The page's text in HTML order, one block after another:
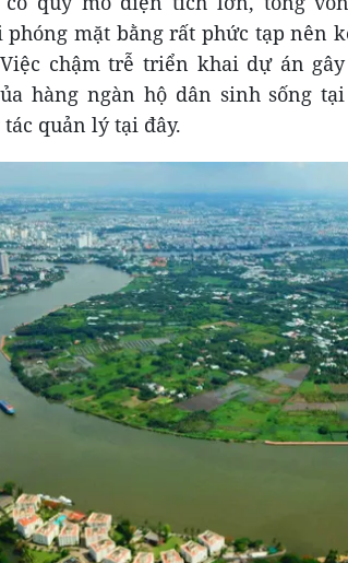
phóng mặt bằng rất phức tạp nên
chậm trễ triển khai dự án
hàng ngàn hộ dân sinh sống
quản lý tại đây.